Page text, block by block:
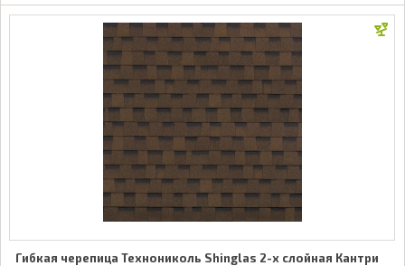
Гибкая черепица Технониколь Shinglas 2-х слойная Кантри